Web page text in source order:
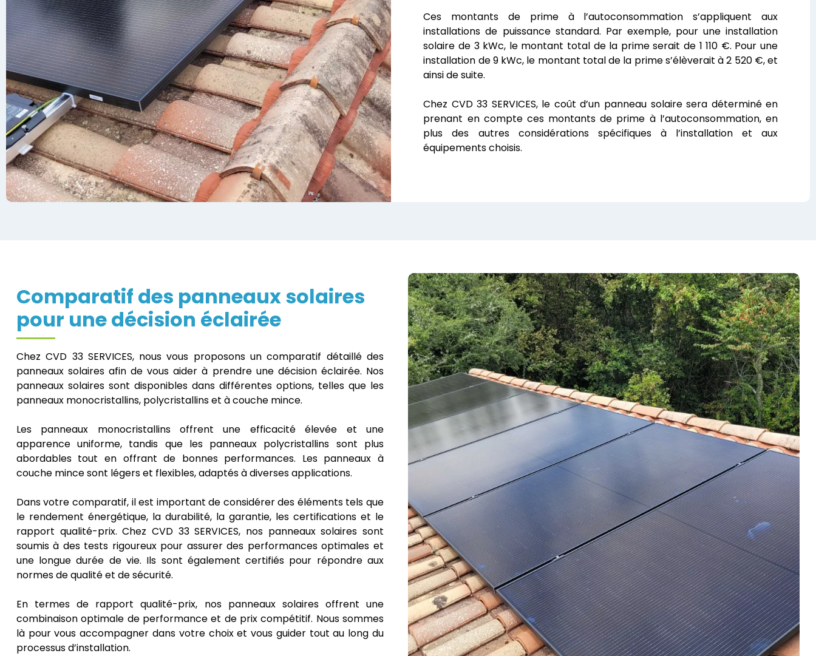
Ces montants de prime à l’autoconsommation s’appliquent aux
installations de puissance standard. Par exemple, pour une installation
solaire de 3 kWc, le montant total de la prime serait de 1 110 €. Pour une
installation de 9 kWc, le montant total de la prime s’élèverait à 2 520 €, et
ainsi de suite.
Chez CVD 33 SERVICES, le coût d’un panneau solaire sera déterminé en
prenant en compte ces montants de prime à l’autoconsommation, en
plus des autres considérations spécifiques à l’installation et aux
équipements choisis.
Comparatif des panneaux solaires
pour une décision éclairée
Chez CVD 33 SERVICES, nous vous proposons un comparatif détaillé des
panneaux solaires afin de vous aider à prendre une décision éclairée. Nos
panneaux solaires sont disponibles dans différentes options, telles que les
panneaux monocristallins, polycristallins et à couche mince.
Les panneaux monocristallins offrent une efficacité élevée et une
apparence uniforme, tandis que les panneaux polycristallins sont plus
abordables tout en offrant de bonnes performances. Les panneaux à
couche mince sont légers et flexibles, adaptés à diverses applications.
Dans votre comparatif, il est important de considérer des éléments tels que
le rendement énergétique, la durabilité, la garantie, les certifications et le
rapport qualité-prix. Chez CVD 33 SERVICES, nos panneaux solaires sont
soumis à des tests rigoureux pour assurer des performances optimales et
une longue durée de vie. Ils sont également certifiés pour répondre aux
normes de qualité et de sécurité.
En termes de rapport qualité-prix, nos panneaux solaires offrent une
combinaison optimale de performance et de prix compétitif. Nous sommes
là pour vous accompagner dans votre choix et vous guider tout au long du
processus d’installation.